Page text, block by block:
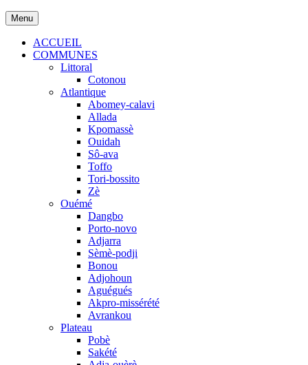
Menu
ACCUEIL
COMMUNES
Littoral
Cotonou
Atlantique
Abomey-calavi
Allada
Kpomassè
Ouidah
Sô-ava
Toffo
Tori-bossito
Zè
Ouémé
Dangbo
Porto-novo
Adjarra
Sèmè-podji
Bonou
Adjohoun
Aguégués
Akpro-missérété
Avrankou
Plateau
Pobè
Sakété